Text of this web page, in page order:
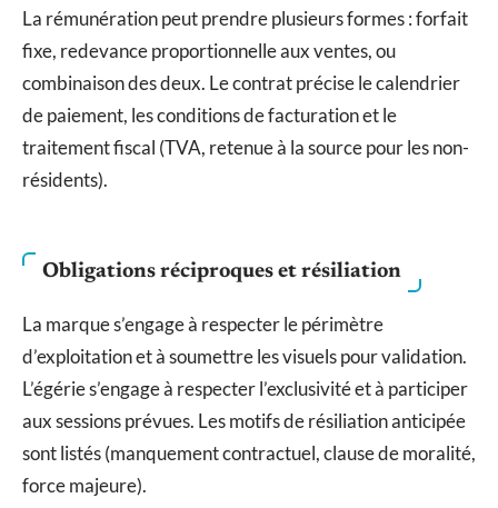
La rémunération peut prendre plusieurs formes : forfait
fixe, redevance proportionnelle aux ventes, ou
combinaison des deux. Le contrat précise le calendrier
de paiement, les conditions de facturation et le
traitement fiscal (TVA, retenue à la source pour les non-
résidents).
Obligations réciproques et résiliation
La marque s’engage à respecter le périmètre
d’exploitation et à soumettre les visuels pour validation.
L’égérie s’engage à respecter l’exclusivité et à participer
aux sessions prévues. Les motifs de résiliation anticipée
sont listés (manquement contractuel, clause de moralité,
force majeure).